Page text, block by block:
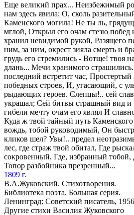
Еще великий прах... Неизбежимый
нам здесь явила; О, сколь
Каменского могила! Не ты ль,
мглой, Открыл его очам стезю побед
хранил невидимой рукой, Разящего
ним, за ним, окрест зияла смерть и
грудь его стремились - Вотще! твоя
длань... Мечи хранимого
последний встретит час,
победных строев, И, угасающий, с
рыдающих героев. Слепцы!.. сей
украшал; Сей битвы страшный вид и
гибели мечту очам его являл И
Куда ж твой тайный путь
вождь, тобой руководимый, Он
кликов шел? Увы!.. предел
лес, где страж твой обитал, Где
сокровенный, Где, избранный
Топор разбойника презренный...
1809 г.
В.А.Жуковский. Стихотворения.
Библиотека поэта. Большая серия.
Ленинград: Советский писатель,
Другие стихи Василия Жуковского